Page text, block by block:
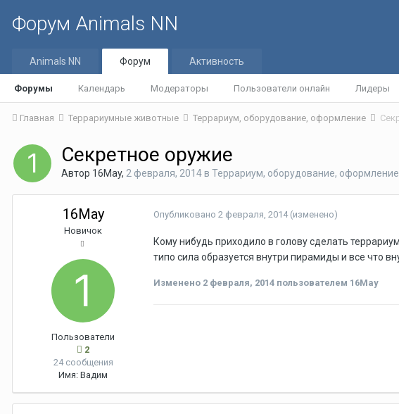
Форум Animals NN
Animals NN Форум
Форумы Календарь Модераторы Пользователи онлайн Лидеры
Активность
Главная Террариумные животные Террариум, оборудование, оформление
Секретное оружие
Автор 16May, 2 февраля, 2014в Террариум, оборудование, оформление
16May
Новичок
Пользователи
2
24 сообщения
Имя: Вадим
Опубликовано 2 февраля, 2014 (изменено)
Кому нибудь приходило в голову сделать
типо сила образуется внутри пирамиды и все что
Изменено 2 февраля, 2014 пользователем 16May